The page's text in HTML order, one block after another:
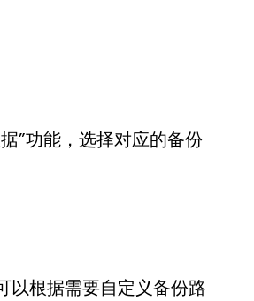
”功能，选择对应的备份
以根据需要自定义备份路